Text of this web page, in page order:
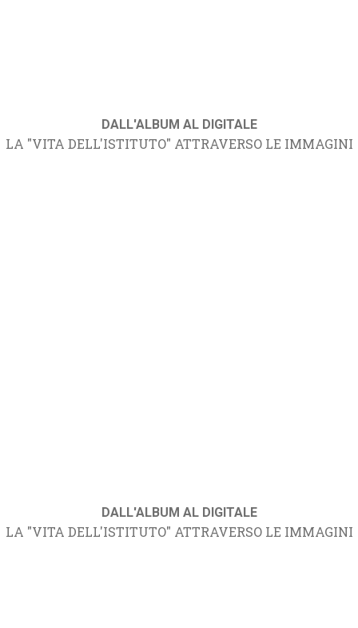
DALL'ALBUM AL DIGITALE
LA "VITA DELL'ISTITUTO" ATTRAVERSO LE IMMAGINI
DALL'ALBUM AL DIGITALE
LA "VITA DELL'ISTITUTO" ATTRAVERSO LE IMMAGINI